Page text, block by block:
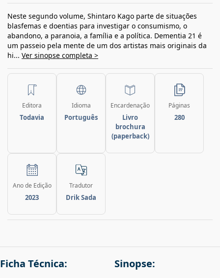
Neste segundo volume, Shintaro Kago parte de situações
blasfemas e doentias para investigar o consumismo, o
abandono, a paranoia, a família e a política. Dementia 21 é
um passeio pela mente de um dos artistas mais originais da
hi... Ver sinopse completa >
Editora
Todavia
Idioma
Português
Encardenação
Livro
brochura
(paperback)
Páginas
280
Ano de Edição
2023
Tradutor
Drik Sada
Ficha Técnica: Sinopse: